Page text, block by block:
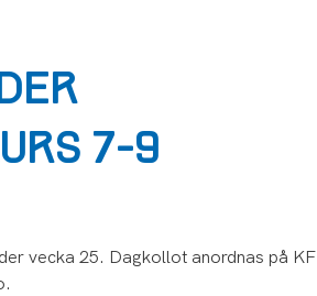
7-9
vecka 25. Dagkollot anordnas på